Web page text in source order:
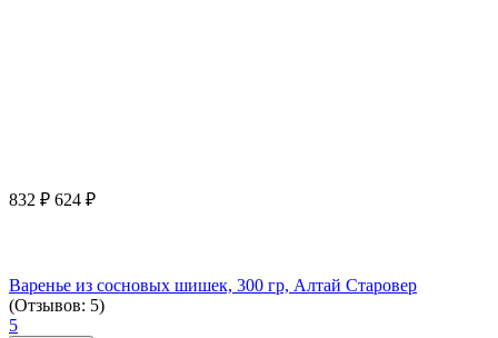
832 ₽ 624 ₽
Варенье из сосновых шишек, 300 гр, Алтай Старовер
(Отзывов: 5)
5